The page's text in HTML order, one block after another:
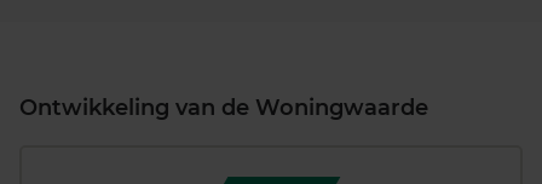
Ontwikkeling van de Woningwaarde